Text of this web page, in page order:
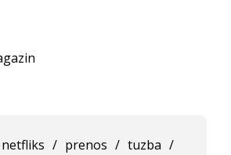
netfliks / prenos / tuzba /